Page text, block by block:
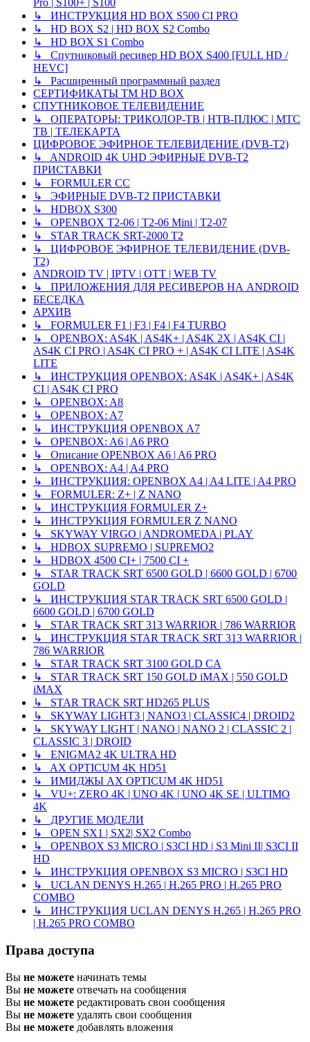
Pro | S100+ | S100
↳ ИНСТРУКЦИЯ HD BOX S500 CI PRO
↳ HD BOX S2 | HD BOX S2 Combo
↳ HD BOX S1 Combo
↳ Спутниковый ресивер HD BOX S400 [FULL HD /
HEVC]
↳ Расширенный программный раздел
СЕРТИФИКАТЫ TM HD BOX
СПУТНИКОВОЕ ТЕЛЕВИДЕНИЕ
↳ ОПЕРАТОРЫ: ТРИКОЛОР-ТВ | НТВ-ПЛЮС | МТС
ТВ | ТЕЛЕКАРТА
ЦИФРОВОЕ ЭФИРНОЕ ТЕЛЕВИДЕНИЕ (DVB-T2)
↳ ANDROID 4K UHD ЭФИРНЫЕ DVB-T2
ПРИСТАВКИ
↳ FORMULER CC
↳ ЭФИРНЫЕ DVB-T2 ПРИСТАВКИ
↳ HDBOX S300
↳ OPENBOX T2-06 | T2-06 Mini | T2-07
↳ STAR TRACK SRT-2000 T2
↳ ЦИФРОВОЕ ЭФИРНОЕ ТЕЛЕВИДЕНИЕ (DVB-
T2)
ANDROID TV | IPTV | OTT | WEB TV
↳ ПРИЛОЖЕНИЯ ДЛЯ РЕСИВЕРОВ НА ANDROID
БЕСЕДКА
АРХИВ
↳ FORMULER F1 | F3 | F4 | F4 TURBO
↳ OPENBOX: AS4K | AS4K+ | AS4K 2X | AS4K CI |
AS4K CI PRO | AS4K CI PRO + | AS4K CI LITE | AS4K
LITE
↳ ИНСТРУКЦИЯ OPENBOX: AS4K | AS4K+ | AS4K
CI | AS4K CI PRO
↳ OPENBOX: A8
↳ OPENBOX: A7
↳ ИНСТРУКЦИЯ OPENBOX A7
↳ OPENBOX: A6 | A6 PRO
↳ Описание OPENBOX A6 | A6 PRO
↳ OPENBOX: A4 | A4 PRO
↳ ИНСТРУКЦИЯ: OPENBOX A4 | A4 LITE | A4 PRO
↳ FORMULER: Z+ | Z NANO
↳ ИНСТРУКЦИЯ FORMULER Z+
↳ ИНСТРУКЦИЯ FORMULER Z NANO
↳ SKYWAY VIRGO | ANDROMEDA | PLAY
↳ HDBOX SUPREMO | SUPREMO2
↳ HDBOX 4500 CI+ | 7500 CI +
↳ STAR TRACK SRT 6500 GOLD | 6600 GOLD | 6700
GOLD
↳ ИНСТРУКЦИЯ STAR TRACK SRT 6500 GOLD |
6600 GOLD | 6700 GOLD
↳ STAR TRACK SRT 313 WARRIOR | 786 WARRIOR
↳ ИНСТРУКЦИЯ STAR TRACK SRT 313 WARRIOR |
786 WARRIOR
↳ STAR TRACK SRT 3100 GOLD CA
↳ STAR TRACK SRT 150 GOLD iMAX | 550 GOLD
iMAX
↳ STAR TRACK SRT HD265 PLUS
↳ SKYWAY LIGHT3 | NANO3 | CLASSIC4 | DROID2
↳ SKYWAY LIGHT | NANO | NANO 2 | CLASSIC 2 |
CLASSIC 3 | DROID
↳ ENIGMA2 4K ULTRA HD
↳ AX OPTICUM 4K HD51
↳ ИМИДЖЫ AX OPTICUM 4K HD51
↳ VU+: ZERO 4K | UNO 4K | UNO 4K SE | ULTIMO
4K
↳ ДРУГИЕ МОДЕЛИ
↳ OPEN SX1 | SX2| SX2 Combo
↳ OPENBOX S3 MICRO | S3CI HD | S3 Mini II| S3CI II
HD
↳ ИНСТРУКЦИЯ OPENBOX S3 MICRO | S3CI HD
↳ UCLAN DENYS H.265 | H.265 PRO | H.265 PRO
COMBO
↳ ИНСТРУКЦИЯ UCLAN DENYS H.265 | H.265 PRO
| H.265 PRO COMBO
Права доступа
Вы не можете начинать темы
Вы не можете отвечать на сообщения
Вы не можете редактировать свои сообщения
Вы не можете удалять свои сообщения
Вы не можете добавлять вложения